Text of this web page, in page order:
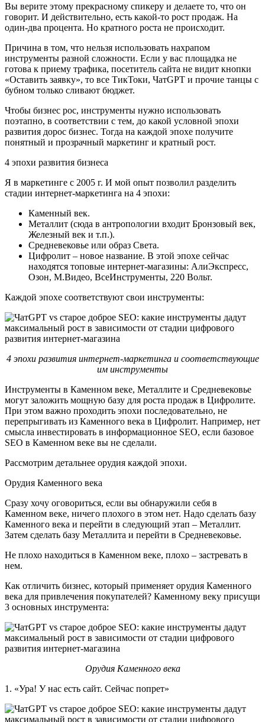
Вы верите этому прекрасному спикеру и делаете то, что он
говорит. И действительно, есть какой-то рост продаж. На
один-два процента. Но кратного роста не происходит.
Причина в том, что нельзя использовать нахрапом
инструменты разной сложности. Если у вас площадка не
готова к приему трафика, посетитель сайта не видит кнопки
«Оставить заявку», то все ТикТоки, ЧатGPT и прочие танцы с
бубном только сливают бюджет.
Чтобы бизнес рос, инструменты нужно использовать
поэтапно, в соответствии с тем, до какой условной эпохи
развития дорос бизнес. Тогда на каждой эпохе получите
понятный и прозрачный маркетинг и кратный рост.
4 эпохи развития бизнеса
Я в маркетинге с 2005 г. И мой опыт позволил разделить
стадии интернет-маркетинга на 4 эпохи:
Каменный век.
Металлит (сюда в антропологии входит Бронзовый век,
Железный век и т.п.).
Средневековье или образ Света.
Цифролит – новое название. В этой эпохе сейчас
находятся топовые интернет-магазины: АлиЭкспресс,
Озон, М.Видео, ВсеИнструменты, 220 Вольт.
Каждой эпохе соответствуют свои инструменты:
4 эпохи развития интернет-маркетинга и соответствующие
им инструменты
Инструменты в Каменном веке, Металлите и Средневековье
могут заложить мощную базу для роста продаж в Цифролите.
При этом важно проходить эпохи последовательно, не
перепрыгивать из Каменного века в Цифролит. Например, нет
смысла инвестировать в информационное SEO, если базовое
SEO в Каменном веке вы не сделали.
Рассмотрим детальнее орудия каждой эпохи.
Орудия Каменного века
Сразу хочу оговориться, если вы обнаружили себя в
Каменном веке, ничего плохого в этом нет. Надо сделать базу
Каменного века и перейти в следующий этап – Металлит.
Затем сделать базу Металлита и перейти в Средневековье.
Не плохо находиться в Каменном веке, плохо – застревать в
нем.
Как отличить бизнес, который применяет орудия Каменного
века для привлечения покупателей? Каменному веку присущи
3 основных инструмента:
Орудия Каменного века
1. «Ура! У нас есть сайт. Сейчас попрет»